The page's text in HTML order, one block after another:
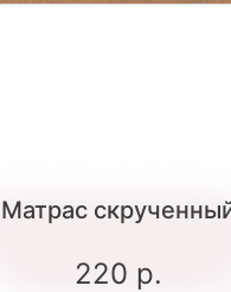
Матрас
220 р.